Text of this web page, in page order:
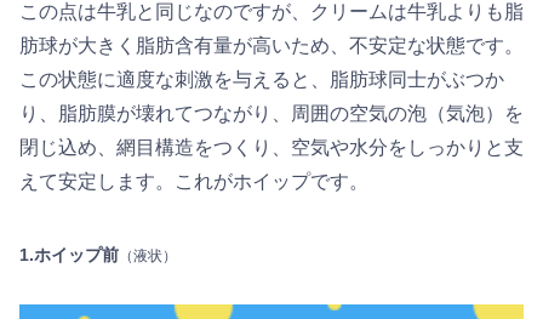
この点は牛乳と同じなのですが、クリームは牛乳よりも脂
肪球が大きく脂肪含有量が高いため、不安定な状態です。
この状態に適度な刺激を与えると、脂肪球同士がぶつか
り、脂肪膜が壊れてつながり、周囲の空気の泡（気泡）を
閉じ込め、網目構造をつくり、空気や水分をしっかりと支
えて安定します。これがホイップです。
1.ホイップ前 （液状）